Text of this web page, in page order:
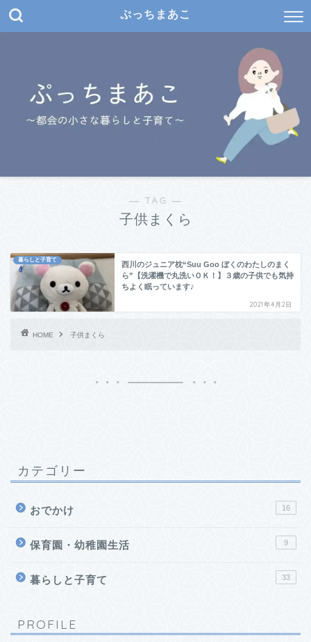
ぷっちまあこ
― TAG ―
子供まくら
暮らしと子育て
西川のジュニア枕“Suu Goo ぼくのわたしのまく
ら”【洗濯機で丸洗いＯＫ！】３歳の子供でも気持
ちよく眠っています♪
2021年4月2日
HOME 子供まくら
カテゴリー
おでかけ 16
保育園・幼稚園生活 9
暮らしと子育て 33
PROFILE